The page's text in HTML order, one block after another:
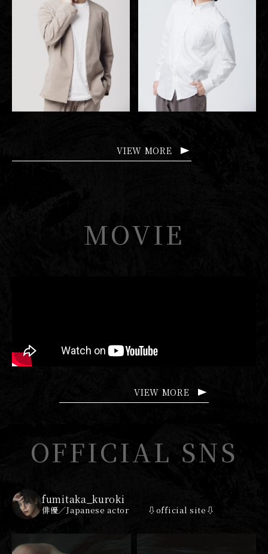
VIEW MORE
MOVIE
VIEW MORE
OFFICIAL SNS
fumitaka_kuroki
俳優／Japanese actor ⇩official site⇩